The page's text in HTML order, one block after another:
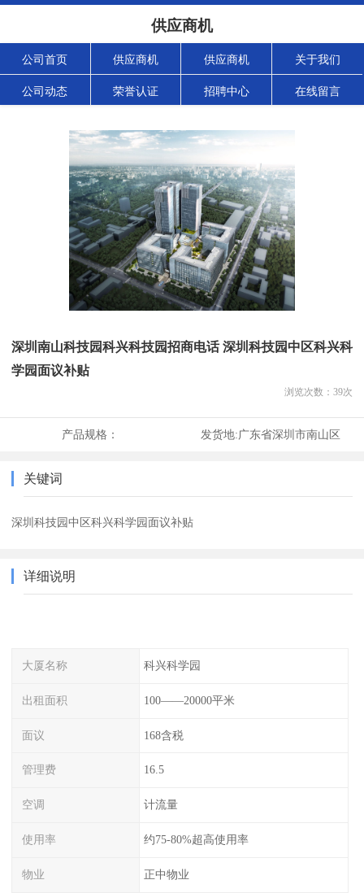
供应商机
公司首页 供应商机 供应商机 关于我们
公司动态 荣誉认证 招聘中心 在线留言
深圳南山科技园科兴科技园招商电话 深圳科技园中区科兴科
学园面议补贴
浏览次数： 39次
产品规格： 发货地:广东省深圳市南山区
关键词
深圳科技园中区科兴科学园面议补贴
详细说明
大厦名称 科兴科学园
出租面积 100——20000平米
面议 168含税
管理费 16.5
空调 计流量
使用率 约75-80%超高使用率
物业 正中物业